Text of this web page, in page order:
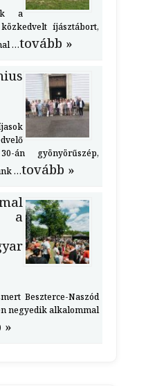
a
íjásztábort,
…tovább »
án gyönyörűszép,
…tovább »
a
Beszterce-Naszód
negyedik alkalommal
»